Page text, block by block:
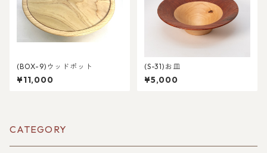
(BOX-9)ウッドポット
¥11,000
(S-31)お皿
¥5,000
CATEGORY